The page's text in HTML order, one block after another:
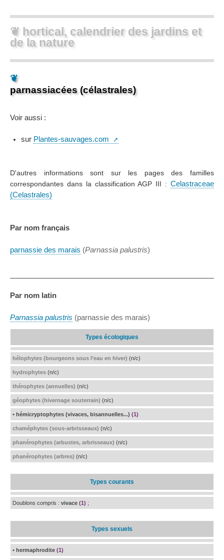
❦ hortical, calendrier des jardins et
de la nature
❦
parnassiacées (célastrales)
Voir aussi :
sur Plantes-sauvages.com
D'autres informations sont sur les pages des familles
correspondantes dans la classification AGP III : Celastraceae
(Celastrales)
Par nom français
parnassie des marais (Parnassia palustris)
Par nom latin
Parnassia palustris (parnassie des marais)
Types écologiques
hélophytes (bourgeons sous l’eau en hiver) (n/c)
hydrophytes (n/c)
thérophytes (annuelles) (n/c)
géophytes (hivernage souterrain) (n/c)
• hémicryptophytes (vivaces, bisannuelles...) (1)
chaméphytes (sous-arbrisseaux) (n/c)
phanérophytes (arbustes, arbrisseaux) (n/c)
phanérophytes (arbres) (n/c)
Types courants
Doublons compris : vivace (1) ;
Types sexuels
• hermaphrodite (1)